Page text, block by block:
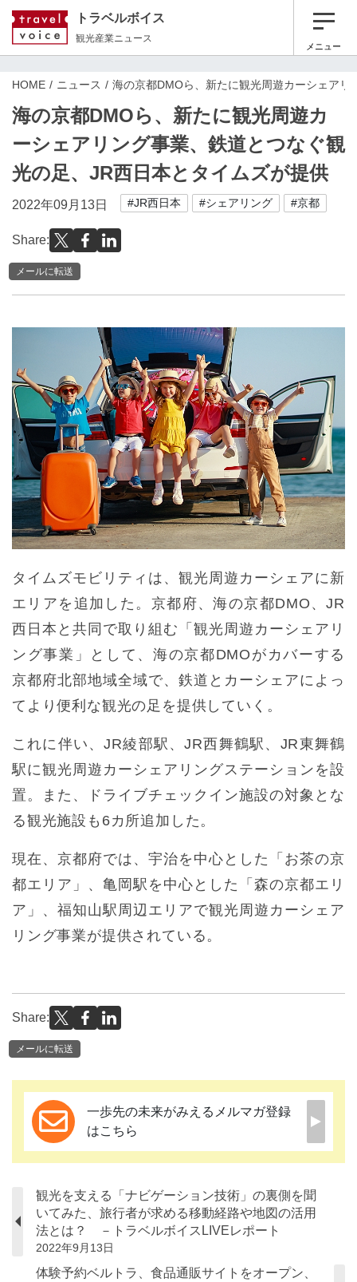
トラベルボイス
観光産業ニュース
メニュー
HOME ニュース 海の京都DMOら、新たに観光周遊カーシェア
海の京都DMOら、新たに観光周遊カ
ーシェアリング事業、鉄道とつなぐ観
光の足、JR西日本とタイムズが提供
2022年09月13日 #JR西日本 #シェアリング #京都
Share:
メールに転送
タイムズモビリティは、観光周遊カーシェアに新
エリアを追加した。京都府、海の京都DMO、JR
西日本と共同で取り組む「観光周遊カーシェアリ
ング事業」として、海の京都DMOがカバーする
京都府北部地域全域で、鉄道とカーシェアによっ
てより便利な観光の足を提供していく。
これに伴い、JR綾部駅、JR西舞鶴駅、JR東舞鶴
駅に観光周遊カーシェアリングステーションを設
置。また、ドライブチェックイン施設の対象とな
る観光施設も6カ所追加した。
現在、京都府では、宇治を中心とした「お茶の京
都エリア」、亀岡駅を中心とした「森の京都エリ
ア」、福知山駅周辺エリアで観光周遊カーシェア
リング事業が提供されている。
Share:
メールに転送
一歩先の未来がみえるメルマガ登録
はこちら
観光を支える「ナビゲーション技術」の裏側を聞
いてみた、旅行者が求める移動経路や地図の活用
法とは？ －トラベルボイスLIVEレポート
2022年9月13日
体験予約ベルトラ、食品通販サイトをオープン、